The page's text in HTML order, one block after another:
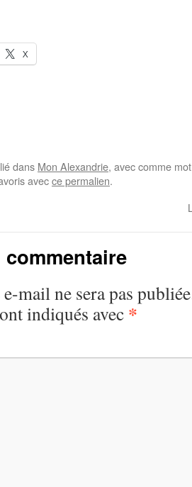
X
dans Mon Alexandrie, avec comme
avecce permalien.
mail ne sera pas
indiqués avec *